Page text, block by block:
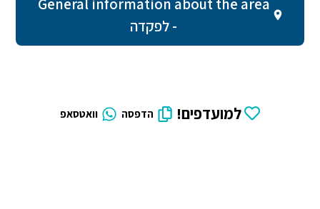
General information about the area
- לפקדה
למועדפים! הדפסה וואטסאפ